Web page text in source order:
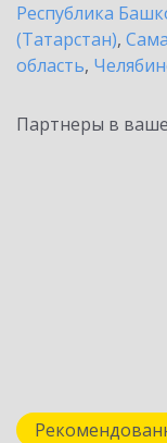
Республика
(Татарстан),
область,
Партнеры в